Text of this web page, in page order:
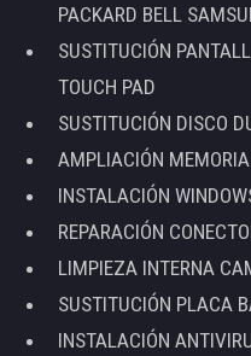
PACKARD BELL
SUSTITUCIÓN
TOUCH PAD
SUSTITUCIÓN DISCO
AMPLIACIÓN
INSTALACIÓN
REPARACIÓN
LIMPIEZA INTERNA
SUSTITUCIÓN PLACA
INSTALACIÓN